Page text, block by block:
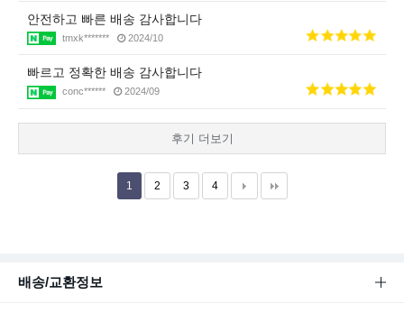
안전하고 빠른 배송 감사합니다
tmxk******* 2024/10
빠르고 정확한 배송 감사합니다
conc****** 2024/09
후기 더보기
1 2 3 4
배송/교환정보